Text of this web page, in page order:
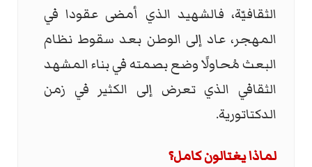
الثقافيّة، فالشهيد الذي أمضى عقودا في
المهجر، عاد إلى الوطن بعد سقوط نظام
البعث مُحاولًا وضع بصمته في بناء المشهد
الثقافي الذي تعرض إلى الكثير في زمن
الدكتاتورية.
لماذا يغتالون كامل؟